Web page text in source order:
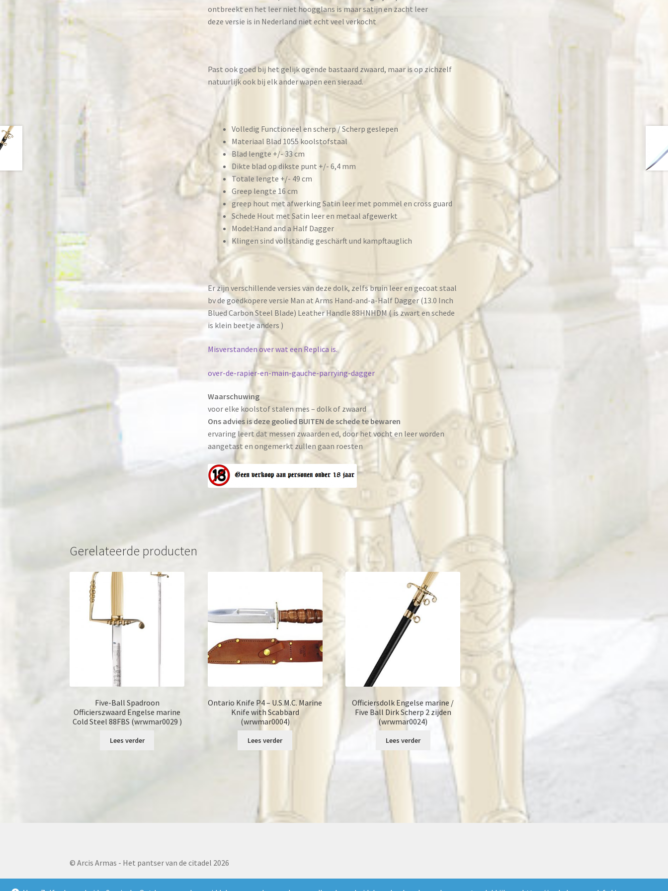
ontbreekt en het leer niet hoogglans is maar satijn en zacht leer
deze versie is in Nederland niet echt veel verkocht
Past ook goed bij het gelijk ogende bastaard zwaard, maar is op zichzelf
natuurlijk ook bij elk ander wapen een sieraad.
Volledig Functioneel en scherp / Scherp geslepen
Materiaal Blad 1055 koolstofstaal
Blad lengte +/- 33 cm
Dikte blad op dikste punt +/- 6,4 mm
Totale lengte +/- 49 cm
Greep lengte 16 cm
greep hout met afwerking Satin leer met pommel en cross guard
Schede Hout met Satin leer en metaal afgewerkt
Model:Hand and a Half Dagger
Klingen sind vollständig geschärft und kampftauglich
Er zijn verschillende versies van deze dolk, zelfs bruin leer en gecoat staal
bv de goedkopere versie Man at Arms Hand-and-a-Half Dagger (13.0 Inch
Blued Carbon Steel Blade) Leather Handle 88HNHDM ( is zwart en schede
is klein beetje anders )
Misverstanden over wat een Replica is.
over-de-rapier-en-main-gauche-parrying-dagger
Waarschuwing
voor elke koolstof stalen mes – dolk of zwaard
Ons advies is deze geolied BUITEN de schede te bewaren
ervaring leert dat messen zwaarden ed, door het vocht en leer worden
aangetast en ongemerkt zullen gaan roesten
Gerelateerde producten
Five-Ball Spadroon
Officierszwaard Engelse marine
Cold Steel 88FBS (wrwmar0029 )
Lees verder
Ontario Knife P4 – U.S.M.C. Marine
Knife with Scabbard
(wrwmar0004)
Lees verder
Officiersdolk Engelse marine /
Five Ball Dirk Scherp 2 zijden
(wrwmar0024)
Lees verder
© Arcis Armas - Het pantser van de citadel 2026